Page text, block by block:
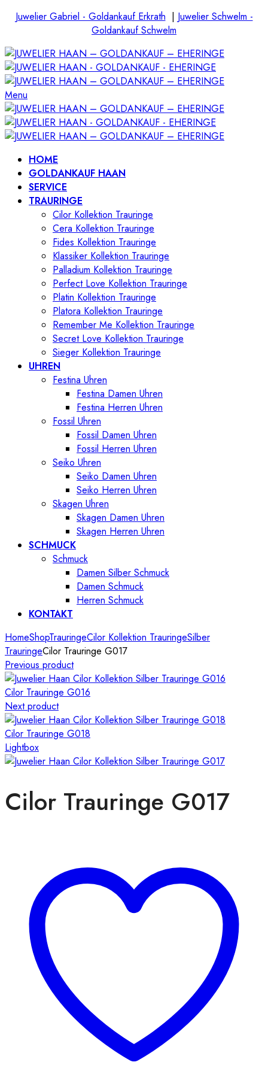
Juwelier Gabriel - Goldankauf Erkrath | Juwelier Schwelm -
Goldankauf Schwelm
Menu
HOME
GOLDANKAUF HAAN
SERVICE
TRAURINGE
Cilor Kollektion Trauringe
Cera Kollektion Trauringe
Fides Kollektion Trauringe
Klassiker Kollektion Trauringe
Palladium Kollektion Trauringe
Perfect Love Kollektion Trauringe
Platin Kollektion Trauringe
Platora Kollektion Trauringe
Remember Me Kollektion Trauringe
Secret Love Kollektion Trauringe
Sieger Kollektion Trauringe
UHREN
Festina Uhren
Festina Damen Uhren
Festina Herren Uhren
Fossil Uhren
Fossil Damen Uhren
Fossil Herren Uhren
Seiko Uhren
Seiko Damen Uhren
Seiko Herren Uhren
Skagen Uhren
Skagen Damen Uhren
Skagen Herren Uhren
SCHMUCK
Schmuck
Damen Silber Schmuck
Damen Schmuck
Herren Schmuck
KONTAKT
HomeShopTrauringeCilor Kollektion TrauringeSilber
TrauringeCilor Trauringe G017
Previous product
Cilor Trauringe G016
Next product
Cilor Trauringe G018
Lightbox
Cilor Trauringe G017